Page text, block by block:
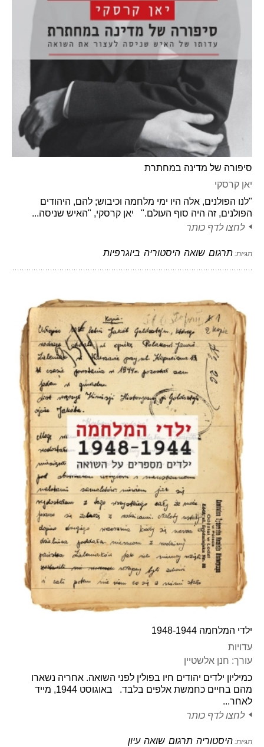
סיפורה של מדינה במחתרת
יאן קרסקי
"לנו הפולנים, אלה היו ימי מלחמה וכיבוש; להם, היהודים
הפולנים, זה היה סוף העולם." יאן קרסקי, "האיש שניסה...
לחצו לדף כותר
תגיות: תרגום שואה היסטוריה ביוגרפיות
ילדי המלחמה 1948-1944
עדויות
עורך: חנן אלשטיין
כמיליון ילדים יהודים חיו בפולין לפני השואה. אחריה נשארו
מהם בחיים כחמשת אלפים בלבד. באוגוסט 1944, מייד
לאחר...
לחצו לדף כותר
תגיות: היסטוריה תרגום שואה עיון